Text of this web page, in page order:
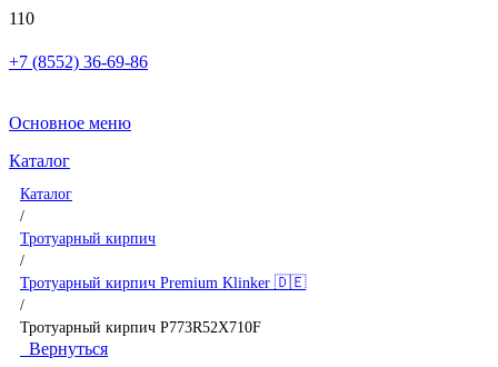
+7 (8552) 36-69-86
Основное меню
Каталог
Каталог
/
Тротуарный кирпич
/
Тротуарный кирпич Premium Klinker 🇩🇪
/
Тротуарный кирпич P773R52X710F
Вернуться